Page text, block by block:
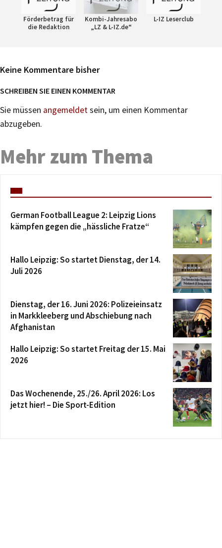
Förderbetrag für
die Redaktion
Kombi-Jahresabo
„LZ & L-IZ.de“
L-IZ Leserclub
Keine Kommentare bisher
SCHREIBEN SIE EINEN KOMMENTAR
Sie müssen angemeldetsein, um einen Kommentar
abzugeben.
Mehr zum Thema
German Football League 2: Leipzig Lions
kämpfen gegen die „hässliche Fratze“
Hallo Leipzig: So startet Dienstag, der 14.
Juli 2026
Dienstag, der 16. Juni 2026: Polizeieinsatz
in Markkleeberg und Abschiebung nach
Afghanistan
Hallo Leipzig: So startet Freitag der 15. Mai
2026
Das Wochenende, 25./26. April 2026: Los
jetzt hier! – Die Sport-Edition